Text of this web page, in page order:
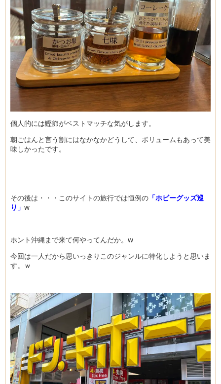
個人的には鰹節がベストマッチな気がします。
朝ごはんと言う割にはなかなかどうして、ボリュームもあって美
味しかったです。
その後は・・・このサイトの旅行では恒例の 「ホビーグッズ巡
り」 w
ホント沖縄まで来て何やってんだか。w
今回は一人だから思いっきりこのジャンルに特化しようと思いま
す。ｗ